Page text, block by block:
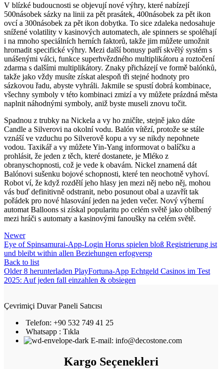
V blízké budoucnosti se objevují nové výhry, které nabízejí
500násobek sázky na linii za pět prasátek, 400násobek za pět ikon
ovcí a 300násobek za pět ikon dobytka. To sice zdaleka nedosahuje
snížené volatility v kasinových automatech, ale spinners se spoléhají
i na mnoho speciálních herních faktorů, takže jim můžete umožnit
hromadit specifické výhry. Mezi další bonusy patří skvělý systém s
unášenými válci, funkce superhvězdného multiplikátoru a roztočení
zdarma s dalšími multiplikátory. Znaky přicházejí ve formě balónků,
takže jako vždy musíte získat alespoň tři stejné hodnoty pro
sázkovou řadu, abyste vyhráli. Jakmile se spustí dobrá kombinace,
všechny symboly v této kombinaci zmizí a vy můžete prázdná města
naplnit náhodnými symboly, aniž byste museli znovu točit.
Spadnou z trubky na Nickela a vy ho zničíte, stejně jako dáte
Candle a Silverovi na okolní vodu. Balón vítězí, protože se stále
vznáší ve vzduchu po Silverově kopu a vy se nikdy nepohnete
vodou. Taxikář a vy můžete Yin-Yang informovat o balíčku a
prohlásit, že jeden z těch, které dostanete, je Mléko z
obranyschopnosti, což je vede k obavám. Nickel znamená dát
Balónovi sušenku bojové schopnosti, které ten neochotně vyhoví.
Robot ví, že když rozdělí jeho hlasy jen mezi něj nebo něj, mohou
vás buď definitivně odstranit, nebo posunout obal a uzavřít tak
pořádek pro nové hlasování jeden na jeden večer. Nový výherní
automat Balloons si získal popularitu po celém světě jako oblíbený
mezi hráči s automaty a kasinovými fanoušky na celém světě.
Newer
Eye of Spinsamurai-App-Login Horus spielen bloß Registrierung ist
und bleibt within allen Beziehungen erfogversp
Back to list
Older 8 herunterladen PlayFortuna-App Echtgeld Casinos im Test
2025: Auf jeden fall einzahlen & obsiegen
Çevrimiçi Duvar Paneli Satıcısı
Telefon: +90 532 749 41 25
Whatsapp : Tıkla
E-mail: info@decostone.com
Kargo Seçenekleri